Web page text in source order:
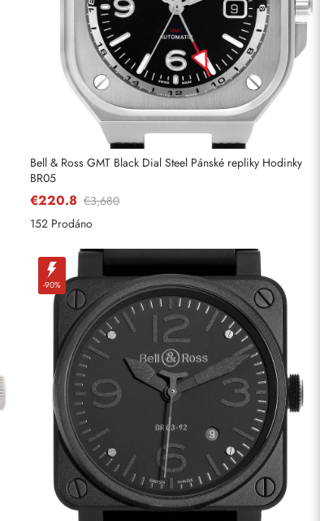
Bell & Ross GMT Black Dial Steel Pánské repliky Hodinky
BR05
€220.8 €3,680
152 Prodáno
-90%